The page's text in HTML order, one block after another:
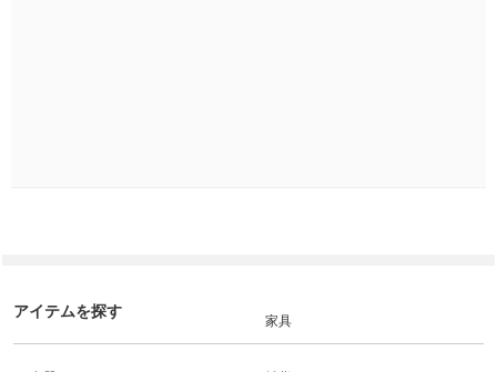
アイテムを探す
家具